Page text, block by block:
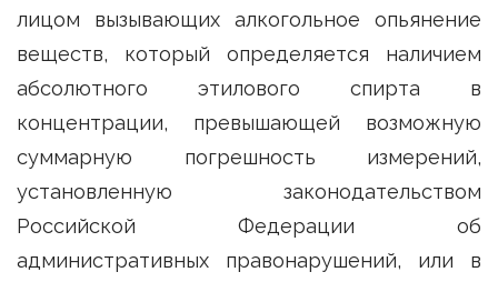
лицом вызывающих алкогольное опьянение
веществ, который определяется наличием
абсолютного этилового спирта в
концентрации, превышающей возможную
суммарную погрешность измерений,
установленную законодательством
Российской Федерации об
административных правонарушений, или в